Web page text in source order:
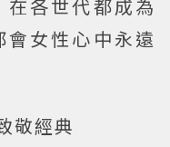
各世代都成為
女性心中永遠
敬經典